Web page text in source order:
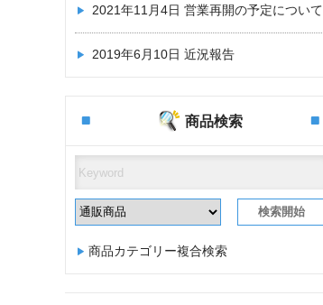
2021年11月4日 営業再開の予定について
2019年6月10日 近況報告
商品検索
商品カテゴリー複合検索